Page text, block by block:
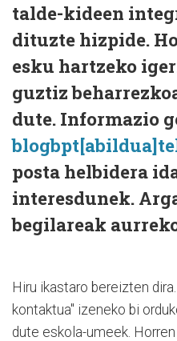
talde-kideen
dituzte hizpide.
esku hartzeko
guztiz
dute. Informazio
posta helbidera
interesdunek.
begilareak
Hiru ikastaro bereizten
kontaktua" izeneko bi
dute eskola-umeek.